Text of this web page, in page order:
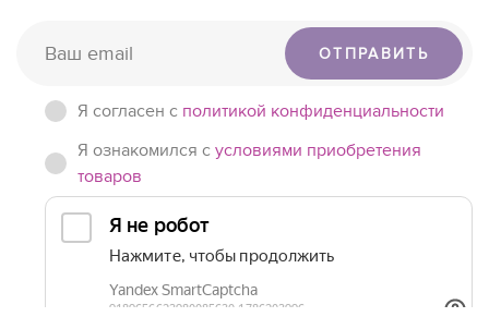
ОТПРАВИТЬ
Я согласен c политикой конфиденциальности
Я ознакомился с условиями приобретения
товаров